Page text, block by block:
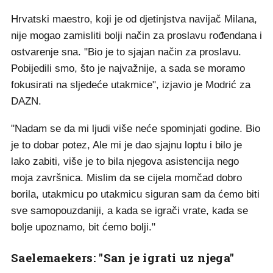
Hrvatski maestro, koji je od djetinjstva navijač Milana,
nije mogao zamisliti bolji način za proslavu rođendana i
ostvarenje sna. "Bio je to sjajan način za proslavu.
Pobijedili smo, što je najvažnije, a sada se moramo
fokusirati na sljedeće utakmice", izjavio je Modrić za
DAZN.
"Nadam se da mi ljudi više neće spominjati godine. Bio
je to dobar potez, Ale mi je dao sjajnu loptu i bilo je
lako zabiti, više je to bila njegova asistencija nego
moja završnica. Mislim da se cijela momčad dobro
borila, utakmicu po utakmicu siguran sam da ćemo biti
sve samopouzdaniji, a kada se igrači vrate, kada se
bolje upoznamo, bit ćemo bolji."
Saelemaekers: "San je igrati uz njega"